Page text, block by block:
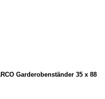
Garderobenständer 35 x 88